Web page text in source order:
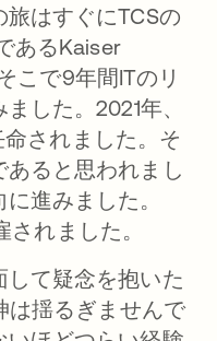
はすぐにTCSの
あるKaiser
こで9年間ITのリ
した。2021年、
されました。そ
ると思われまし
進みました。
れました。
て疑念を抱いた
は揺るぎませんで